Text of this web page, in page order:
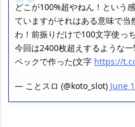
どこが100%超やねん！という
ていますがそれはある意味で当
わ！前振りだけで100文字使っ
今回は2400枚超えするような
ペックで作った(文字 https://
— ことスロ (@koto_slot) June